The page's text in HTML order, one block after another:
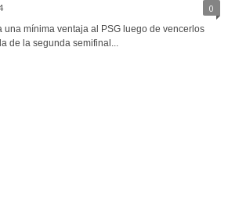
0
una mínima ventaja al PSG luego de vencerlos
de la segunda semifinal...